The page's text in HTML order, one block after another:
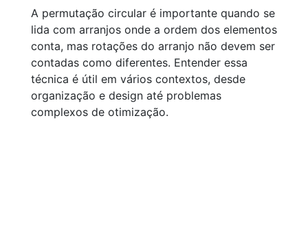
A permutação circular é importante quando se
lida com arranjos onde a ordem dos elementos
conta, mas rotações do arranjo não devem ser
contadas como diferentes. Entender essa
técnica é útil em vários contextos, desde
organização e design até problemas
complexos de otimização.